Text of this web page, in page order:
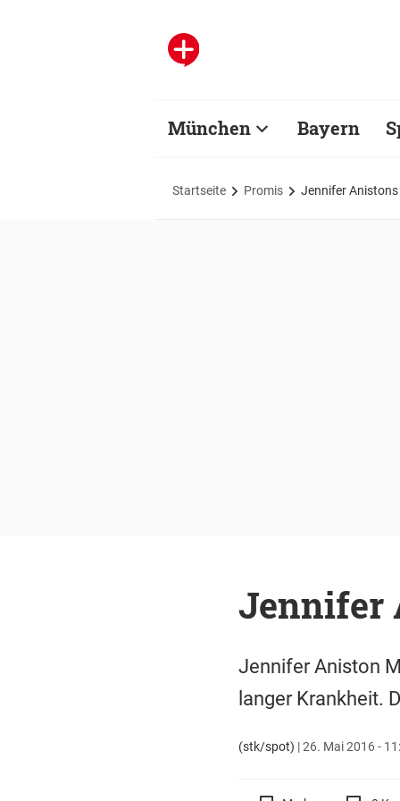
München Bayern
Startseite Promis Jennifer
Jennifer
Jennifer Aniston
langer Krankheit.
(stk/spot) |26. Mai 2016 -